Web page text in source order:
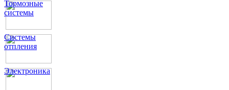
Тормозные
системы
Системы
отпления
Электроника